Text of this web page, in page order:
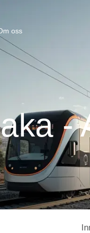
oss
-